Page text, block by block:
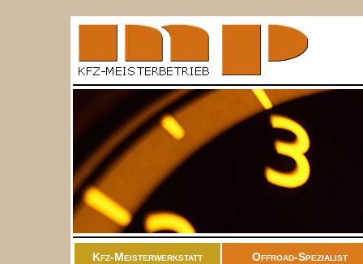
Kfz-Meisterwerkstatt Offroad-Spezialist